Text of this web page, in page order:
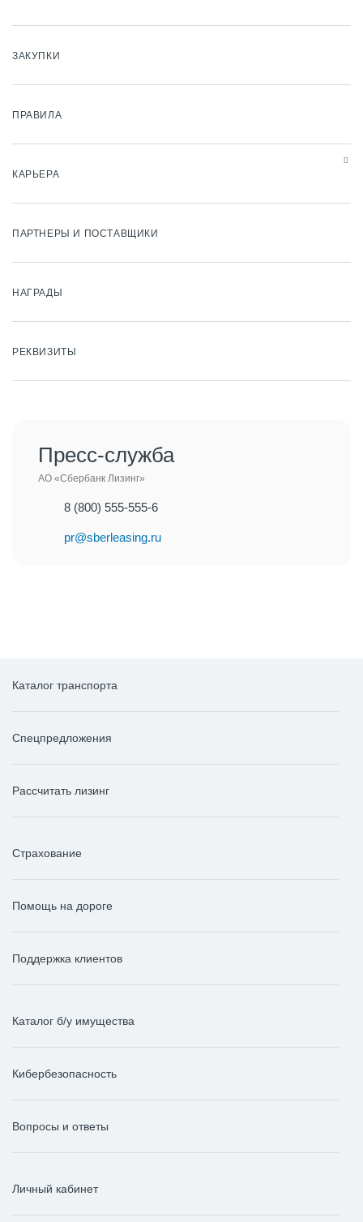
ЗАКУПКИ
ПРАВИЛА
КАРЬЕРА
ПАРТНЕРЫ И ПОСТАВЩИКИ
НАГРАДЫ
РЕКВИЗИТЫ
Пресс-служба
АО «Сбербанк Лизинг»
8 (800) 555-555-6
pr@sberleasing.ru
Каталог транспорта
Спецпредложения
Рассчитать лизинг
Страхование
Помощь на дороге
Поддержка клиентов
Каталог б/у имущества
Кибербезопасность
Вопросы и ответы
Личный кабинет